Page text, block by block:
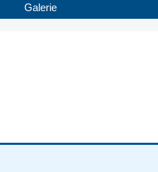
Galerie